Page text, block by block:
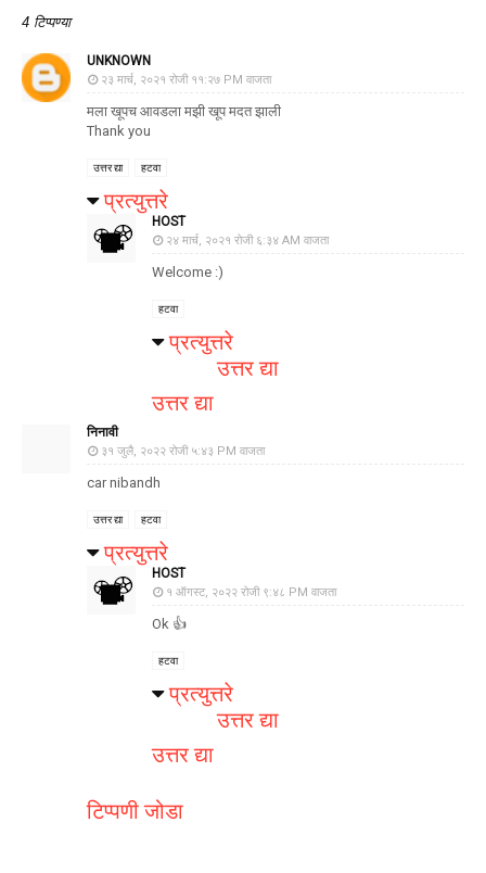
4 टिप्पण्या
UNKNOWN
२३ मार्च, २०२१ रोजी ११:२७ PM वाजता
मला खूपच आवडला मझी खूप मदत झाली
Thank you
उत्तर द्या हटवा
प्रत्युत्तरे
HOST
२४ मार्च, २०२१ रोजी ६:३४ AM वाजता
Welcome :)
हटवा
प्रत्युत्तरे
उत्तर द्या
उत्तर द्या
निनावी
३१ जुलै, २०२२ रोजी ५:४३ PM वाजता
car nibandh
उत्तर द्या हटवा
प्रत्युत्तरे
HOST
१ ऑगस्ट, २०२२ रोजी ९:४८ PM वाजता
Ok 👍
हटवा
प्रत्युत्तरे
उत्तर द्या
उत्तर द्या
टिप्पणी जोडा